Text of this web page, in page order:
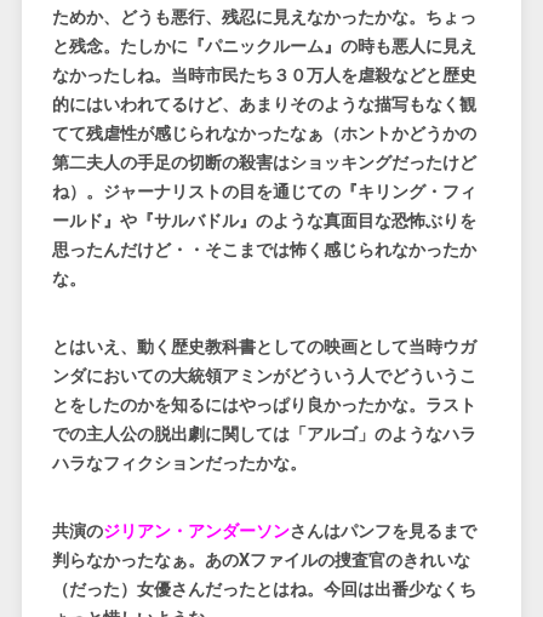
ためか、どうも悪行、残忍に見えなかったかな。ちょっ
と残念。たしかに『パニックルーム』の時も悪人に見え
なかったしね。当時市民たち３０万人を虐殺などと歴史
的にはいわれてるけど、あまりそのような描写もなく観
てて残虐性が感じられなかったなぁ（ホントかどうかの
第二夫人の手足の切断の殺害はショッキングだったけど
ね）。ジャーナリストの目を通じての『キリング・フィ
ールド』や『サルバドル』のような真面目な恐怖ぶりを
思ったんだけど・・そこまでは怖く感じられなかったか
な。
とはいえ、動く歴史教科書としての映画として当時ウガ
ンダにおいての大統領アミンがどういう人でどういうこ
とをしたのかを知るにはやっぱり良かったかな。ラスト
での主人公の脱出劇に関しては「アルゴ」のようなハラ
ハラなフィクションだったかな。
共演のジリアン・アンダーソンさんはパンフを見るまで
判らなかったなぁ。あのXファイルの捜査官のきれいな
（だった）女優さんだったとはね。今回は出番少なくち